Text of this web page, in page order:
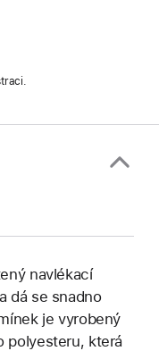
navlékací
dá se snadno
je vyrobený
polyesteru, která